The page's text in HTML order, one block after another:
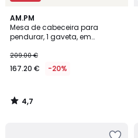
AM.PM
Mesa de cabeceira para
pendurar, 1 gaveta, em
209.00 €
167.20 € -20%
4,7
/ 5
4,7
/